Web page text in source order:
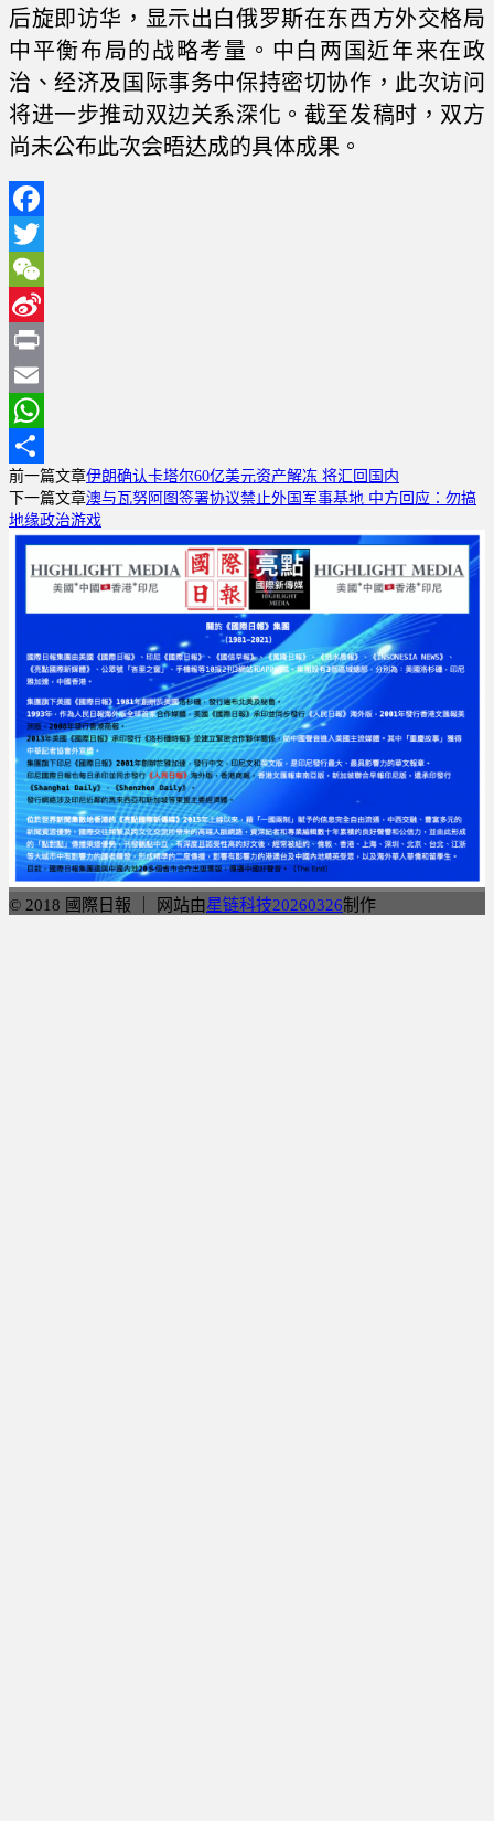
后旋即访华，显示出白俄罗斯在东西方外交格局
中平衡布局的战略考量。中白两国近年来在政
治、经济及国际事务中保持密切协作，此次访问
将进一步推动双边关系深化。截至发稿时，双方
尚未公布此次会晤达成的具体成果。
Facebook
Twitter
WeChat
Sina
Weibo
Print
Email
WhatsApp
分
享
前一篇文章伊朗确认卡塔尔60亿美元资产解冻 将汇回国内
下一篇文章澳与瓦努阿图签署协议禁止外国军事基地 中方回应：勿搞
地缘政治游戏
© 2018 國際日報 ｜ 网站由星链科技20260326制作